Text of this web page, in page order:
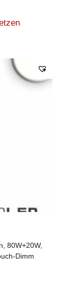
80W+20W,
Dimm